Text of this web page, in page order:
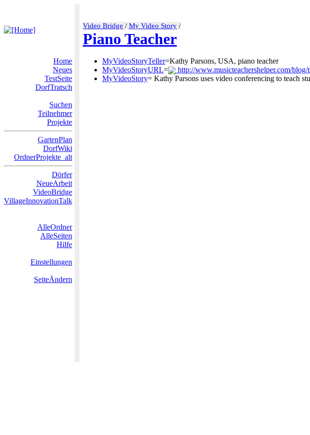
Video Bridge / My Video Story /
Piano Teacher
Home
Neues
TestSeite
DorfTratsch
Suchen
Teilnehmer
Projekte
GartenPlan
DorfWiki
OrdnerProjekte_alt
Dörfer
NeueArbeit
VideoBridge
VillageInnovationTalk
AlleOrdner
AlleSeiten
Hilfe
Einstellungen
SeiteÄndern
MyVideoStoryTeller=Kathy Parsons, USA, piano teacher
MyVideoStoryURL=
http://www.musicteachershelper.com/
MyVideoStory= Kathy Parsons uses video conferencing to teach